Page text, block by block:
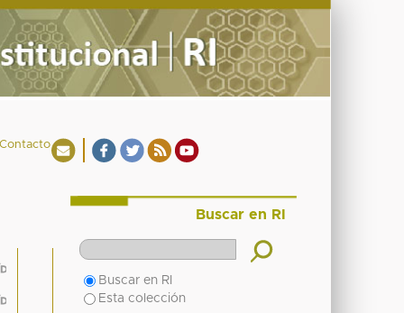
Buscar en RI
Buscar en RI
Esta colección